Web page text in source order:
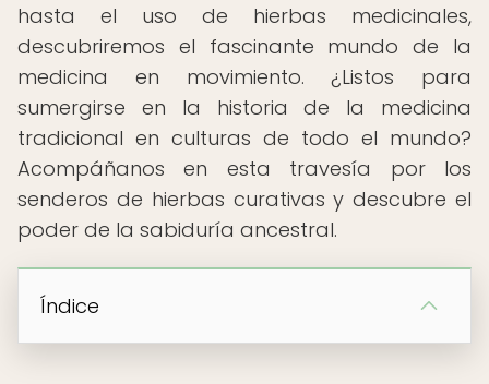
hasta el uso de hierbas medicinales,
descubriremos el fascinante mundo de la
medicina en movimiento. ¿Listos para
sumergirse en la historia de la medicina
tradicional en culturas de todo el mundo?
Acompáñanos en esta travesía por los
senderos de hierbas curativas y descubre el
poder de la sabiduría ancestral.
Índice